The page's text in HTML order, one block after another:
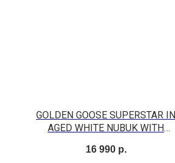
GOLDEN GOOSE SUPERSTAR IN
AGED WHITE NUBUK WITH
16 990 р.